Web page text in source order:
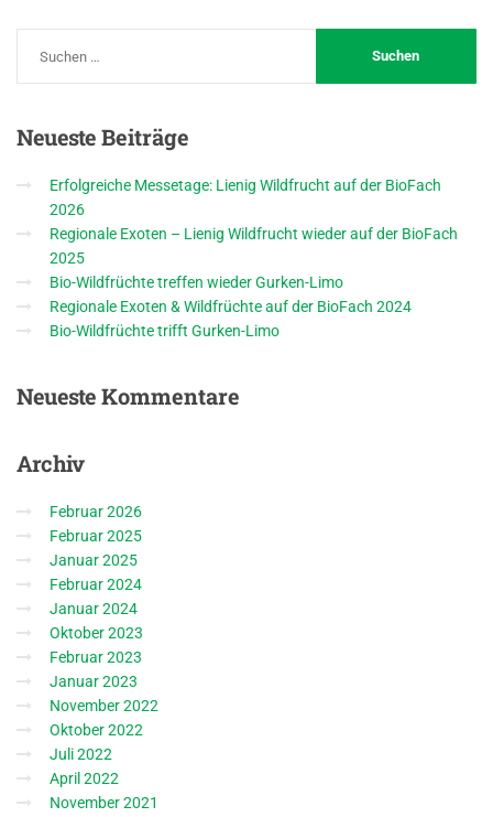
NeuesteBeiträge
Erfolgreiche Messetage: Lienig Wildfrucht auf der BioFach
2026
Regionale Exoten – Lienig Wildfrucht wieder auf der BioFach
2025
Bio-Wildfrüchte treffen wieder Gurken-Limo
Regionale Exoten & Wildfrüchte auf der BioFach 2024
Bio-Wildfrüchte trifft Gurken-Limo
NeuesteKommentare
Archiv
Februar 2026
Februar 2025
Januar 2025
Februar 2024
Januar 2024
Oktober 2023
Februar 2023
Januar 2023
November 2022
Oktober 2022
Juli 2022
April 2022
November 2021